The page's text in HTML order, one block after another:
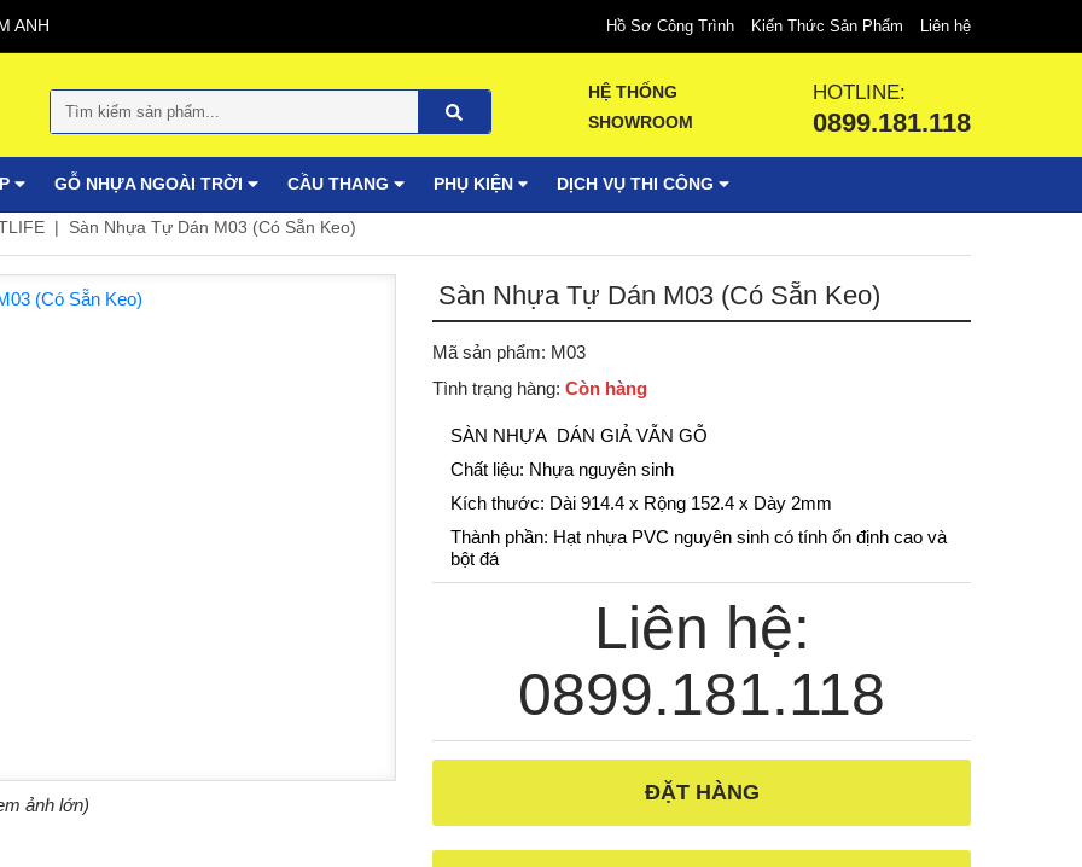
Hồ Sơ Công Trình Kiến Thức Sản Phẩm Liên hệ
ANH
HỆ THỐNG
SHOWROOM
HOTLINE:
0899.181.118
GỖ NHỰA NGOÀI TRỜI CẦU THANG PHỤ KIỆN DỊCH VỤ THI CÔNG
Sàn Nhựa Tự Dán M03 (Có Sẵn Keo)
ảnh lớn)
Sàn Nhựa Tự Dán M03 (Có Sẵn Keo)
Mã sản phẩm: M03
Tình trạng hàng: Còn hàng
SÀN NHỰA DÁN GIẢ VẪN GỖ
Chất liệu: Nhựa nguyên sinh
Kích thước: Dài 914.4 x Rộng 152.4 x Dày 2mm
Thành phần: Hạt nhựa PVC nguyên sinh có tính ổn định cao và
bột đá
Liên hệ:
0899.181.118
ĐẶT HÀNG